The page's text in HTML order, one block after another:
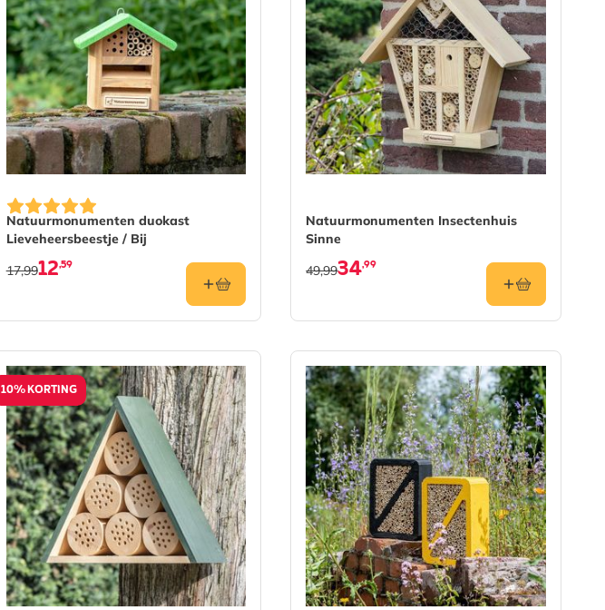
Natuurmonumenten duokast
Lieveheersbeestje / Bij
12,59
17,99
Natuurmonumenten Insectenhuis
Sinne
34,99
49,99
10% KORTING